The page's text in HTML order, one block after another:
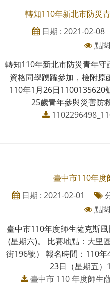
轉知110年新北市防災
日期 : 2021-02-08
點
轉知110年新北市防災青年
資格同學踴躍參加，檢附原
110年1月26日1100135620
25歲青年參與災害防
臺中市110年度
日期 : 2021-02-01
點
臺中市110年度師生薩克斯
(星期六)。 比賽地點：大里
街196號） 報名時間：110
23日（星期五
臺中市 110 年度師生